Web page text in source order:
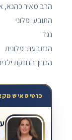
הרב מאיר כהנא,
התובע: פלוני
נגד
הנתבעת: פלונית
הנדון: החזקת
כרטיס איש